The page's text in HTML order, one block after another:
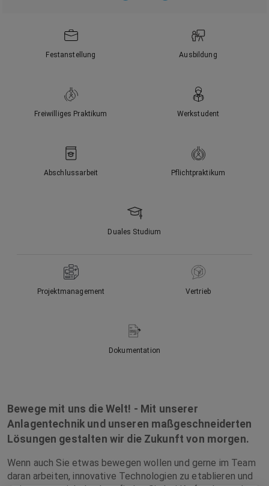
Festanstellung Ausbildung
Freiwilliges Praktikum Werkstudent
Abschlussarbeit Pflichtpraktikum
Duales Studium
Projektmanagement Vertrieb
Dokumentation
Bewege mit uns die Welt! - Mit unserer
Anlagentechnik und unseren maßgeschneiderten
Lösungen gestalten wir die Zukunft von morgen.
Wenn auch Sie etwas bewegen wollen und gerne im Team
daran arbeiten, innovative Technologien zu etablieren und